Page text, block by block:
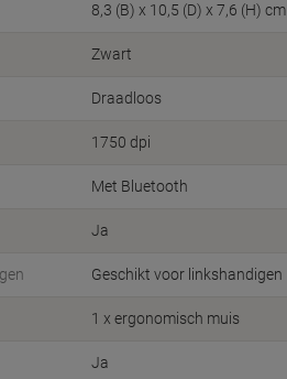
8,3 (B) x 10,5 (D) x 7,6 (H) cm
Zwart
Draadloos
1750 dpi
Met Bluetooth
Ja
Geschikt voor linkshandigen
1 x ergonomisch muis
Ja